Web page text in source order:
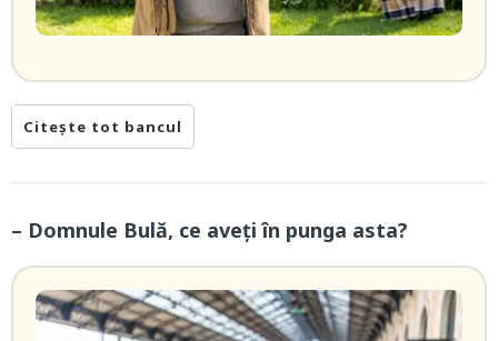
Citește tot bancul
– Domnule Bulă, ce aveți în punga asta?